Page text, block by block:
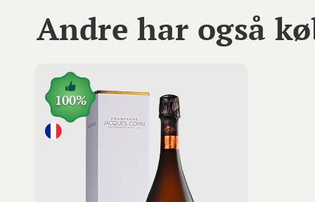
Andre har også
100%